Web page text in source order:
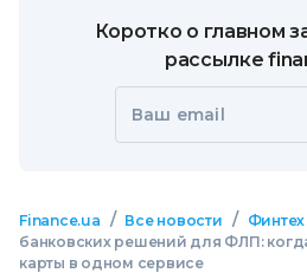
Коротко о главном
рассылке
Ваш email
Finance.ua / Все новости /
банковских решений для ФЛП:
карты в одном сервисе